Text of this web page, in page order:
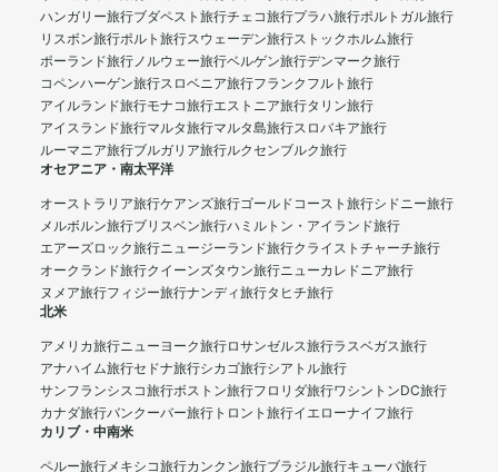
ハンガリー旅行ブダペスト旅行チェコ旅行プラハ旅行ポルトガル旅行
リスボン旅行ポルト旅行スウェーデン旅行ストックホルム旅行
ポーランド旅行ノルウェー旅行ベルゲン旅行デンマーク旅行
コペンハーゲン旅行スロベニア旅行フランクフルト旅行
アイルランド旅行モナコ旅行エストニア旅行タリン旅行
アイスランド旅行マルタ旅行マルタ島旅行スロバキア旅行
ルーマニア旅行ブルガリア旅行ルクセンブルク旅行
オセアニア・南太平洋
オーストラリア旅行ケアンズ旅行ゴールドコースト旅行シドニー旅行
メルボルン旅行ブリスベン旅行ハミルトン・アイランド旅行
エアーズロック旅行ニュージーランド旅行クライストチャーチ旅行
オークランド旅行クイーンズタウン旅行ニューカレドニア旅行
ヌメア旅行フィジー旅行ナンディ旅行タヒチ旅行
北米
アメリカ旅行ニューヨーク旅行ロサンゼルス旅行ラスベガス旅行
アナハイム旅行セドナ旅行シカゴ旅行シアトル旅行
サンフランシスコ旅行ボストン旅行フロリダ旅行ワシントンDC旅行
カナダ旅行バンクーバー旅行 トロント旅行イエローナイフ旅行
カリブ・中南米
ペルー旅行メキシコ旅行カンクン旅行ブラジル旅行キューバ旅行